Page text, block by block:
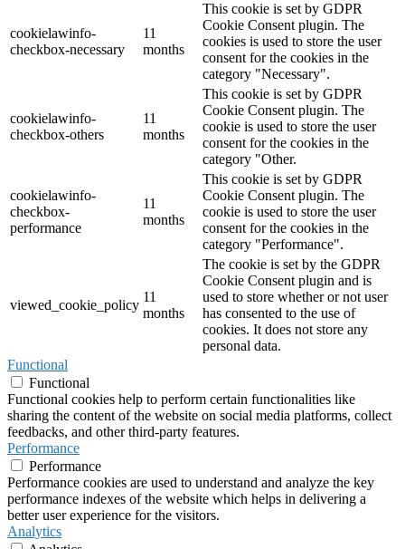
cookielawinfo-
checkbox-necessary
11
months
This cookie is set by GDPR
Cookie Consent plugin. The
cookies is used to store the user
consent for the cookies in the
category "Necessary".
cookielawinfo-
checkbox-others
11
months
This cookie is set by GDPR
Cookie Consent plugin. The
cookie is used to store the user
consent for the cookies in the
category "Other.
cookielawinfo-
checkbox-
performance
11
months
This cookie is set by GDPR
Cookie Consent plugin. The
cookie is used to store the user
consent for the cookies in the
category "Performance".
viewed_cookie_policy
11
months
The cookie is set by the GDPR
Cookie Consent plugin and is
used to store whether or not user
has consented to the use of
cookies. It does not store any
personal data.
Functional
Functional
Functional cookies help to perform certain functionalities like
sharing the content of the website on social media platforms, collect
feedbacks, and other third-party features.
Performance
Performance
Performance cookies are used to understand and analyze the key
performance indexes of the website which helps in delivering a
better user experience for the visitors.
Analytics